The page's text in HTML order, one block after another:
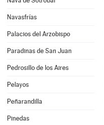
Navasfrías
Palacios del Arzobispo
Paradinas de San Juan
Pedrosillo de los Aires
Pelayos
Peñarandilla
Pinedas